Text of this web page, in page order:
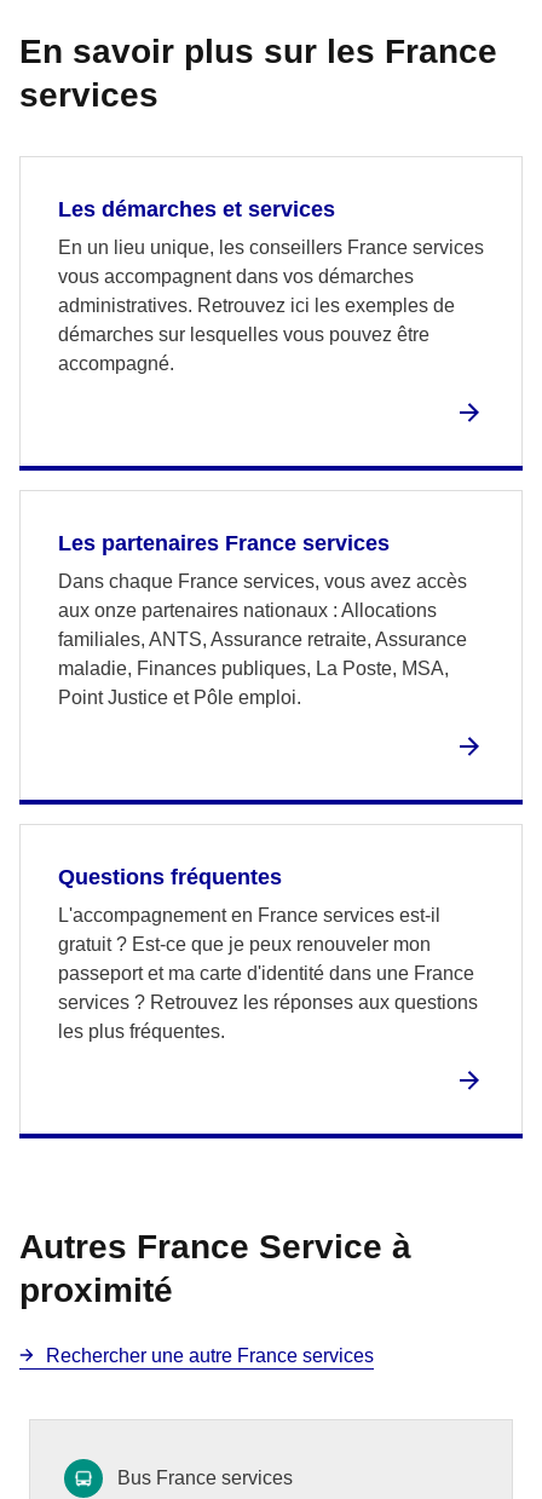
En savoir plus sur les France
services
Les démarches et services
En un lieu unique, les conseillers France services
vous accompagnent dans vos démarches
administratives. Retrouvez ici les exemples de
démarches sur lesquelles vous pouvez être
accompagné.
Les partenaires France services
Dans chaque France services, vous avez accès
aux onze partenaires nationaux : Allocations
familiales, ANTS, Assurance retraite, Assurance
maladie, Finances publiques, La Poste, MSA,
Point Justice et Pôle emploi.
Questions fréquentes
L'accompagnement en France services est-il
gratuit ? Est-ce que je peux renouveler mon
passeport et ma carte d'identité dans une France
services ? Retrouvez les réponses aux questions
les plus fréquentes.
Autres France Service à
proximité
Rechercher une autre France services
Bus France services